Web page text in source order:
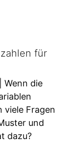
für
| Wenn die
viele Fragen
und
dazu?